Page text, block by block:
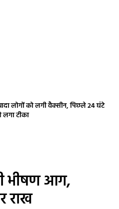
लोगों को लगी वैक्सीन, पिछले 24 घंटे
लगा टीका
भीषण आग,
राख